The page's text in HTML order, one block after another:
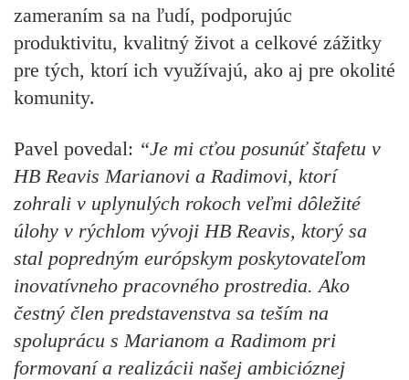
zameraním sa na ľudí, podporujúc
produktivitu, kvalitný život a celkové zážitky
pre tých, ktorí ich využívajú, ako aj pre okolité
komunity.
Pavel povedal: “Je mi cťou posunúť štafetu v
HB Reavis Marianovi a Radimovi, ktorí
zohrali v uplynulých rokoch veľmi dôležité
úlohy v rýchlom vývoji HB Reavis, ktorý sa
stal popredným európskym poskytovateľom
inovatívneho pracovného prostredia. Ako
čestný člen predstavenstva sa teším na
spoluprácu s Marianom a Radimom pri
formovaní a realizácii našej ambicióznej